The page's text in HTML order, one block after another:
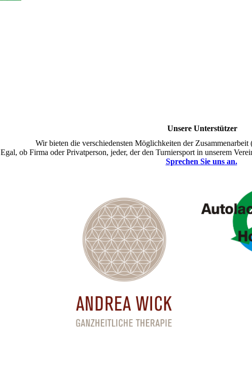
Unsere Unterstützer
Wir bieten die verschiedensten Möglichkeiten der
Egal, ob Firma oder Privatperson, jeder, der den Turniersport in unserem
Sprechen Sie uns an.